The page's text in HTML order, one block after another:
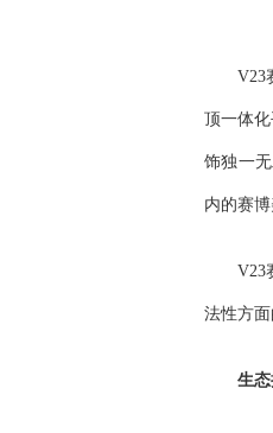
V23
顶一体
饰独一
内的赛博
V23
法性方
生态